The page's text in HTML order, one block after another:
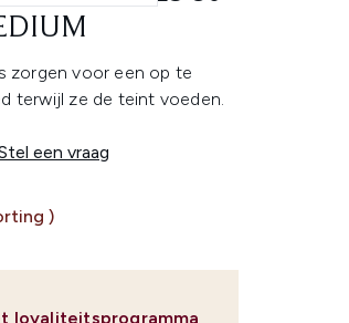
zorgen voor een op te
terwijl ze de teint voeden.
een vraag
loyaliteitsprogramma
RETAIL PRICE:
PRIJS:
)